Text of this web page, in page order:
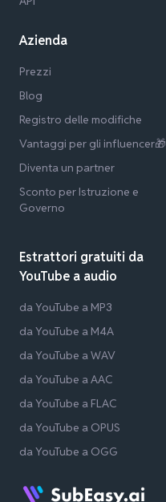
Azienda
Prezzi
Blog
Registro delle modifiche
Vantaggi per gli influencer🎁
Diventa un partner
Sconto per Istruzione e
Governo
Estrattori gratuiti da
YouTube a audio
da YouTube a MP3
da YouTube a M4A
da YouTube a WAV
da YouTube a AAC
da YouTube a FLAC
da YouTube a OPUS
da YouTube a OGG